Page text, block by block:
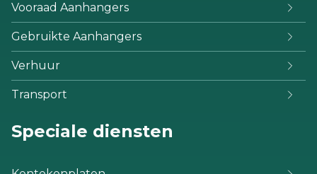
Vooraad Aanhangers
Gebruikte Aanhangers
Verhuur
Transport
Speciale diensten